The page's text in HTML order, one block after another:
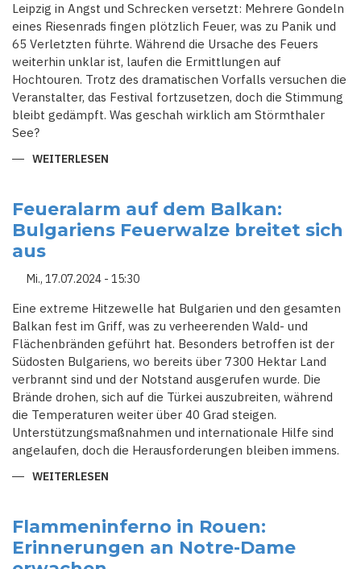
Leipzig in Angst und Schrecken versetzt: Mehrere Gondeln
eines Riesenrads fingen plötzlich Feuer, was zu Panik und
65 Verletzten führte. Während die Ursache des Feuers
weiterhin unklar ist, laufen die Ermittlungen auf
Hochtouren. Trotz des dramatischen Vorfalls versuchen die
Veranstalter, das Festival fortzusetzen, doch die Stimmung
bleibt gedämpft. Was geschah wirklich am Störmthaler
See?
WEITERLESEN
65
VERLETZTE
AUF
HIGHFIELD-
Feueralarm auf dem Balkan:
Bulgariens Feuerwalze breitet sich
aus
Mi., 17.07.2024 - 15:30
Eine extreme Hitzewelle hat Bulgarien und den gesamten
Balkan fest im Griff, was zu verheerenden Wald- und
Flächenbränden geführt hat. Besonders betroffen ist der
Südosten Bulgariens, wo bereits über 7300 Hektar Land
verbrannt sind und der Notstand ausgerufen wurde. Die
Brände drohen, sich auf die Türkei auszubreiten, während
die Temperaturen weiter über 40 Grad steigen.
Unterstützungsmaßnahmen und internationale Hilfe sind
angelaufen, doch die Herausforderungen bleiben immens.
WEITERLESEN
BALKAN:
BULGARIENS
FEUERWALZE
BREITET
Flammeninferno in Rouen:
Erinnerungen an Notre-Dame